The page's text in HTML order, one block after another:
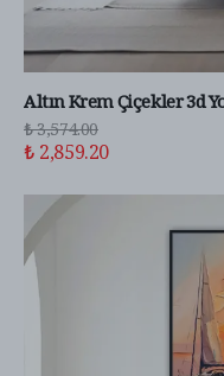
Altın Krem Çiçekler 3d
₺ 3,574.00
₺ 2,859.20